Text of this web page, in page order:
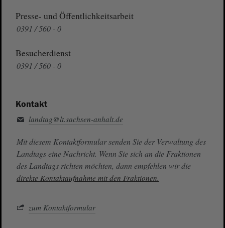
Presse- und Öffentlichkeitsarbeit
0391 / 560 - 0
Besucherdienst
0391 / 560 - 0
Kontakt
landtag@lt.sachsen-anhalt.de
Mit diesem Kontaktformular senden Sie der Verwaltung des
Landtags eine Nachricht. Wenn Sie sich an die Fraktionen
des Landtags richten möchten, dann empfehlen wir die
direkte Kontaktaufnahme mit den Fraktionen.
zum Kontaktformular